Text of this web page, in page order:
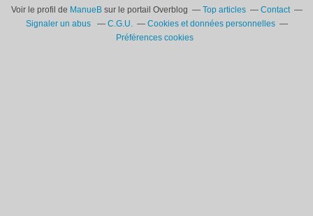
Voir le profil de ManueBsur le portail Overblog Top articles
Contact
Signaler un abus
C.G.U.
Cookies et données personnelles
Préférences cookies